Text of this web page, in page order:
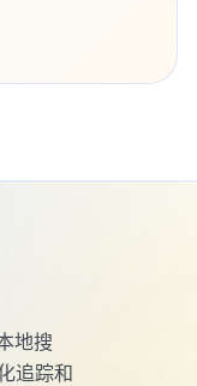
地搜
追踪和